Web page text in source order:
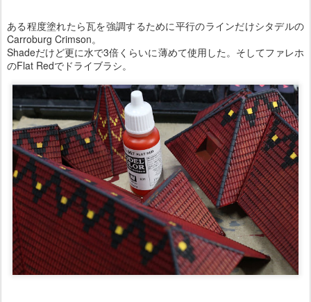
ある程度塗れたら瓦を強調するために平行のラインだけシタデルの
Carroburg Crimson。
Shadeだけど更に水で3倍くらいに薄めて使用した。そしてファレホ
のFlat Redでドライブラシ。